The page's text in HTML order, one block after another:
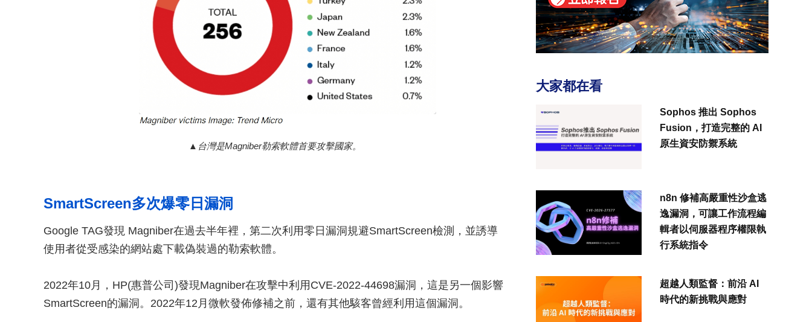
台灣是Magniber勒索軟體首要攻擊國家。
SmartScreen多次爆零日漏洞
Google TAG發現 Magniber在過去半年裡，第二次利用零日漏洞規避SmartScreen檢測，並誘導
使用者從受感染的網站處下載偽裝過的勒索軟體。
2022年10月，HP(惠普公司)發現Magniber在攻擊中利用CVE-2022-44698漏洞，這是另一個影響
SmartScreen的漏洞。2022年12月微軟發佈修補之前，還有其他駭客曾經利用這個漏洞。
大家都在看
Sophos 推出 Sophos
Fusion，打造完整的 AI
原生資安防禦系統
n8n 修補高嚴重性沙盒逃
逸漏洞，可讓工作流程編
輯者以伺服器程序權限執
行系統指令
超越人類監督：前沿 AI
時代的新挑戰與應對